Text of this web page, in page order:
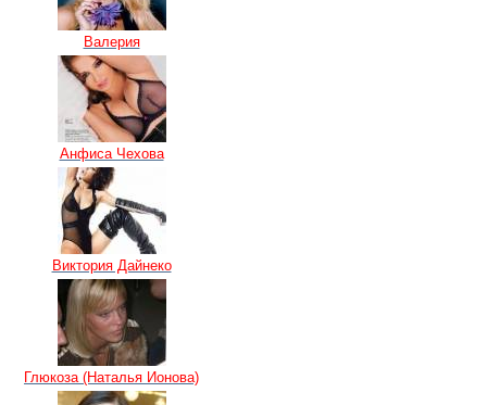
Валерия
Анфиса Чехова
Виктория Дайнеко
Глюкоза (Наталья Ионова)